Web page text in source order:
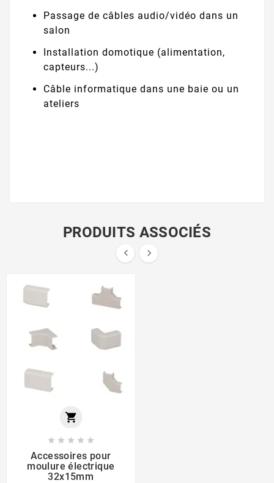
Passage de câbles audio/vidéo dans un
salon
Installation domotique (alimentation,
capteurs...)
Câble informatique dans une baie ou un
ateliers
PRODUITS ASSOCIÉS
 

    
Accessoires pour
moulure électrique
32x15mm